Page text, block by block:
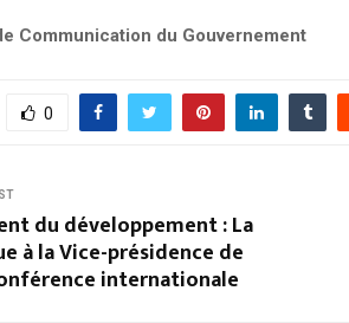
Communication du Gouvernement
0
du développement : La
à la Vice-présidence de
internationale